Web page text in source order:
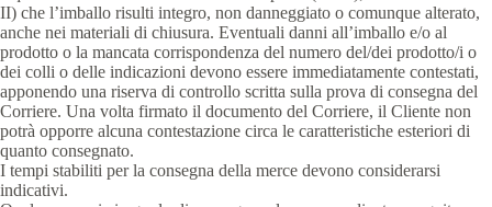
II) che l’imballo risulti integro, non danneggiato o comunque alterato,
anche nei materiali di chiusura. Eventuali danni all’imballo e/o al
prodotto o la mancata corrispondenza del numero del/dei prodotto/i o
dei colli o delle indicazioni devono essere immediatamente contestati,
apponendo una riserva di controllo scritta sulla prova di consegna del
Corriere. Una volta firmato il documento del Corriere, il Cliente non
potrà opporre alcuna contestazione circa le caratteristiche esteriori di
quanto consegnato.
I tempi stabiliti per la consegna della merce devono considerarsi
indicativi.